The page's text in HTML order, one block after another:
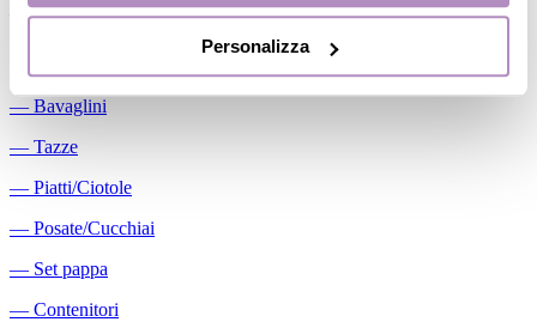
Personalizza
―Massaggiagengive
― Bavaglini
― Tazze
― Piatti/Ciotole
― Posate/Cucchiai
― Set pappa
― Contenitori